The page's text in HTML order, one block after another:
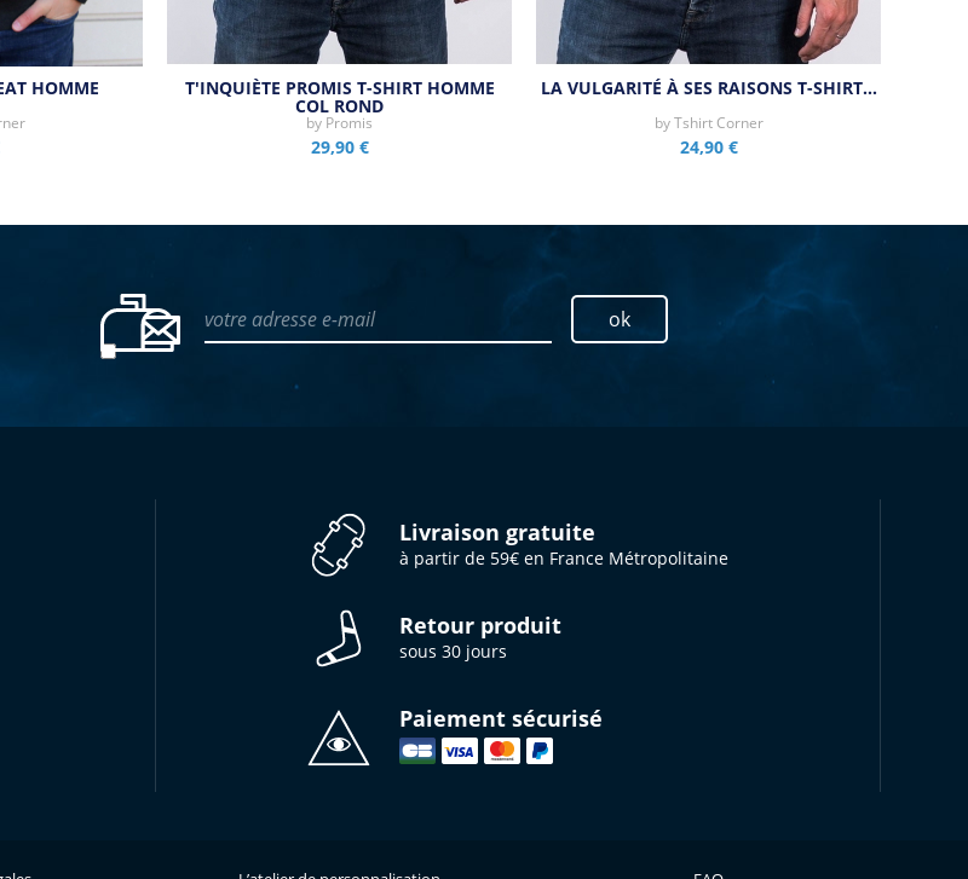
HOMME T'INQUIÈTE PROMIS T-SHIRT HOMME
COL ROND
by Promis
29,90 €
LA VULGARITÉ À SES RAISONS T-SHIRT…
byTshirt Corner
24,90 €
votre adresse e-mail ok
Livraison gratuite
à partir de 59€ en France Métropolitaine
Retour produit
sous 30 jours
Paiement sécurisé